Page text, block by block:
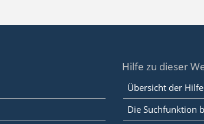
Hilfe zu dieser
Übersicht der
Die Suchfunktion